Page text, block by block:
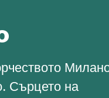
Сърцето на